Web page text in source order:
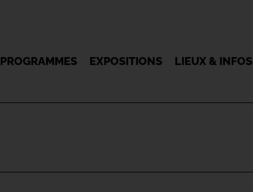
PROGRAMMES EXPOSITIONS LIEUX & INFOS